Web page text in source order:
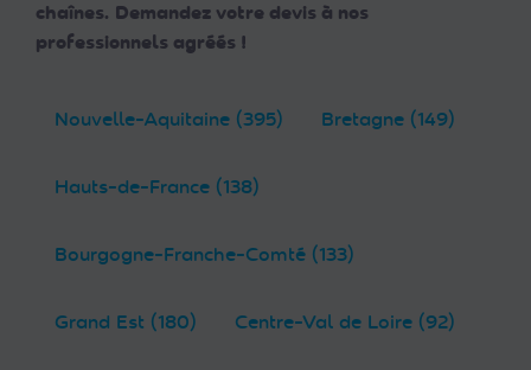
chaînes. Demandez votre devis à nos
professionnels agréés !
Nouvelle-Aquitaine (395) Bretagne (149)
Hauts-de-France (138)
Bourgogne-Franche-Comté (133)
Grand Est (180) Centre-Val de Loire (92)